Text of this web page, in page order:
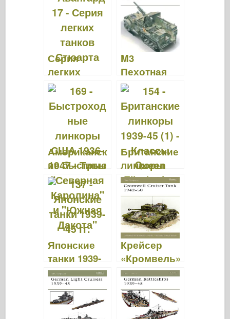
ar
d
st d
o
n
t
Серия
легких
танков
Стюарта -
VANGUARD
M3
Пехотная
половина
трека 1940-
73 - НОВЫЙ
АВАНГАРД
11
Американск
ие быстрые
линкоры
1936-47 —
NEW
VANGUARD
169
Британские
линкоры
1939-45 (1) -
NEW
VANGUARD
154
Японские
танки 1939-
45 - NEW
VANGUARD
137
Крейсер
«Кромвель»
1942-50 —
НОВЫЙ
АВАНГАРД
104